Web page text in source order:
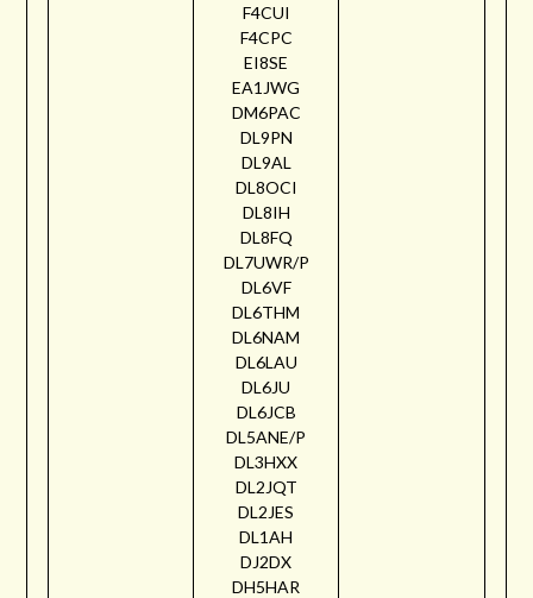
F4CUI
F4CPC
EI8SE
EA1JWG
DM6PAC
DL9PN
DL9AL
DL8OCI
DL8IH
DL8FQ
DL7UWR/P
DL6VF
DL6THM
DL6NAM
DL6LAU
DL6JU
DL6JCB
DL5ANE/P
DL3HXX
DL2JQT
DL2JES
DL1AH
DJ2DX
DH5HAR